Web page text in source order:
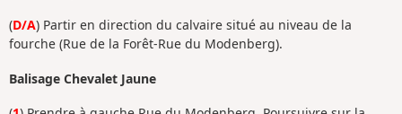
(D/A) Partir en direction du calvaire situé au niveau de la
fourche (Rue de la Forêt-Rue du Modenberg).
Balisage Chevalet Jaune